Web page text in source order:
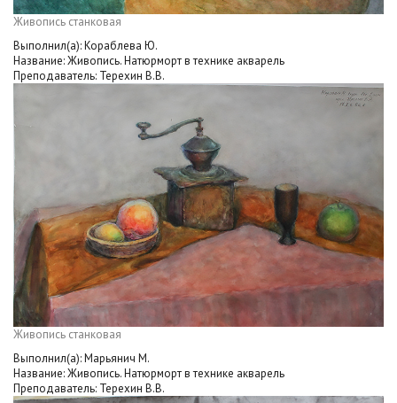
Живопись станковая
Выполнил(а): Кораблева Ю.
Название: Живопись. Натюрморт в технике акварель
Преподаватель: Терехин В.В.
Живопись станковая
Выполнил(а): Марьянич М.
Название: Живопись. Натюрморт в технике акварель
Преподаватель: Терехин В.В.